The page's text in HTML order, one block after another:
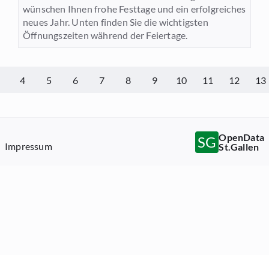
wünschen Ihnen frohe Festtage und ein erfolgreiches
neues Jahr. Unten finden Sie die wichtigsten
Öffnungszeiten während der Feiertage.
4 5 6 7 8 9 10 11 12 13
Impressum SG OpenData
St.Gallen